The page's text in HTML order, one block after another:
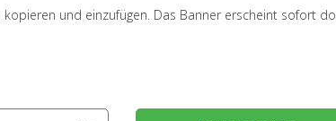
und einzufügen. Das Banner erscheint sofort